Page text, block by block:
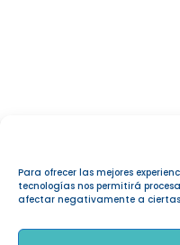
Para ofrecer las mejores
tecnologías nos permitirá
afectar negativamente a